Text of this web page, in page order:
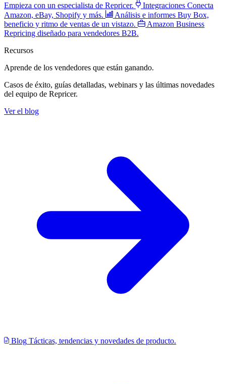
Empieza con un especialista de Repricer.
Integraciones Conecta
Amazon, eBay, Shopify y más.
Análisis e informes Buy Box,
beneficio y ritmo de ventas de un vistazo.
Amazon Business
Repricing diseñado para vendedores B2B.
Recursos
Aprende de los vendedores que están ganando.
Casos de éxito, guías detalladas, webinars y las últimas novedades
del equipo de Repricer.
Ver el blog
Blog Tácticas, tendencias y novedades de producto.